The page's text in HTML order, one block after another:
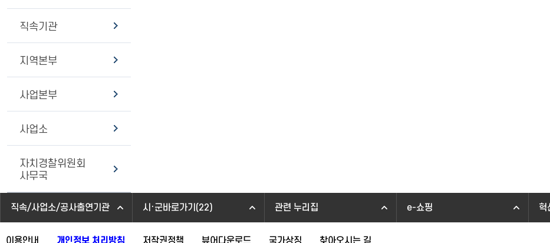
직속기관
지역본부
사업본부
사업소
자치경찰위원회
사무국
직속/사업소/공사출연기관 시·군바로가기(22) 관련 누리집 e-쇼핑 혁
이용안내 개인정보 처리방침 저작권정책 뷰어다운로드 국가상징 찾아오시는 길